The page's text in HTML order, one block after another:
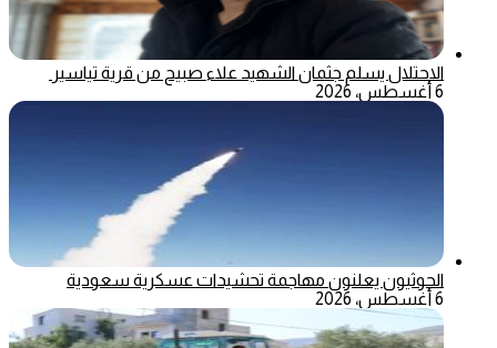
الاحتلال يسلم جثمان الشهيد علاء صبيح من قرية تياسير
6 أغسطس، 2026
الحوثيون يعلنون مهاجمة تحشيدات عسكرية سعودية
6 أغسطس، 2026